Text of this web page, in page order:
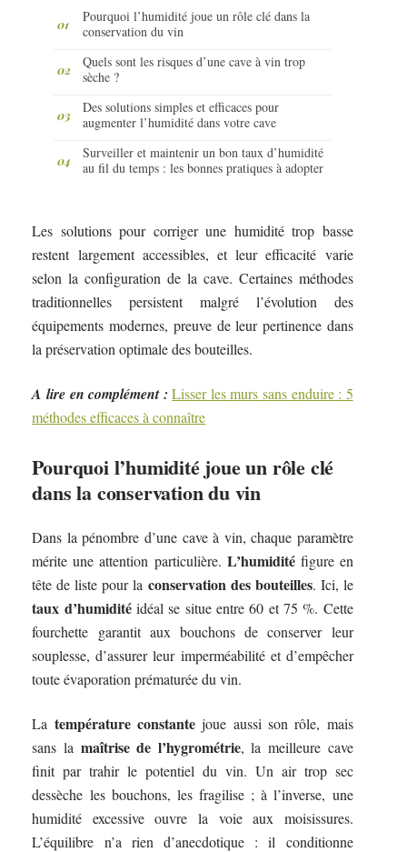
Pourquoi l’humidité joue un rôle clé dans la
conservation du vin
Quels sont les risques d’une cave à vin trop
sèche ?
Des solutions simples et efficaces pour
augmenter l’humidité dans votre cave
Surveiller et maintenir un bon taux d’humidité
au fil du temps : les bonnes pratiques à adopter
Les solutions pour corriger une humidité trop basse
restent largement accessibles, et leur efficacité varie
selon la configuration de la cave. Certaines méthodes
traditionnelles persistent malgré l’évolution des
équipements modernes, preuve de leur pertinence dans
la préservation optimale des bouteilles.
A lire en complément : Lisser les murs sans enduire : 5
méthodes efficaces à connaître
Pourquoi l’humidité joue un rôle clé
dans la conservation du vin
Dans la pénombre d’une cave à vin, chaque paramètre
mérite une attention particulière. L’humiditéfigure en
tête de liste pour la conservation des bouteilles. Ici, le
taux d’humiditéidéal se situe entre 60 et 75 %. Cette
fourchette garantit aux bouchons de conserver leur
souplesse, d’assurer leur imperméabilité et d’empêcher
toute évaporation prématurée du vin.
La température constante joue aussi son rôle, mais
sans la maîtrise de l’hygrométrie, la meilleure cave
finit par trahir le potentiel du vin. Un air trop sec
dessèche les bouchons, les fragilise ; à l’inverse, une
humidité excessive ouvre la voie aux moisissures.
L’équilibre n’a rien d’anecdotique : il conditionne